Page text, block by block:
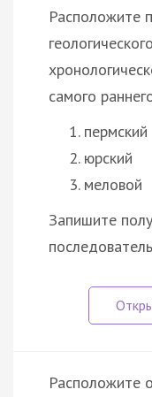
Расположите
самого
пермский
юрский
меловой
Запишите
Расположите